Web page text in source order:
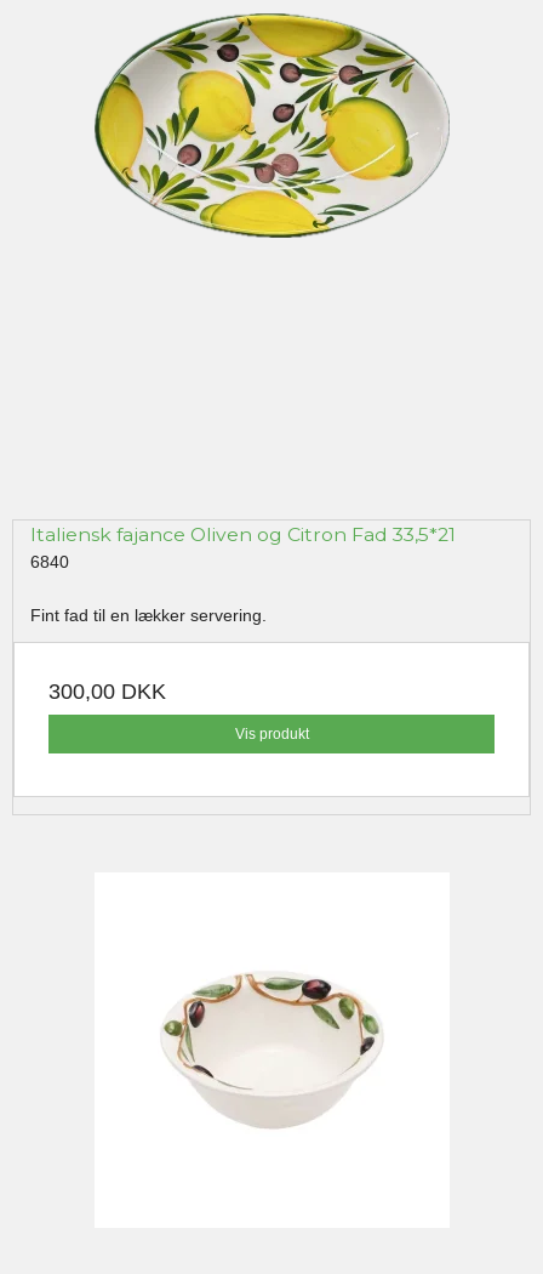
Italiensk fajance Oliven og Citron Fad 33,5*21
6840
Fint fad til en lækker servering.
300,00 DKK
Vis produkt